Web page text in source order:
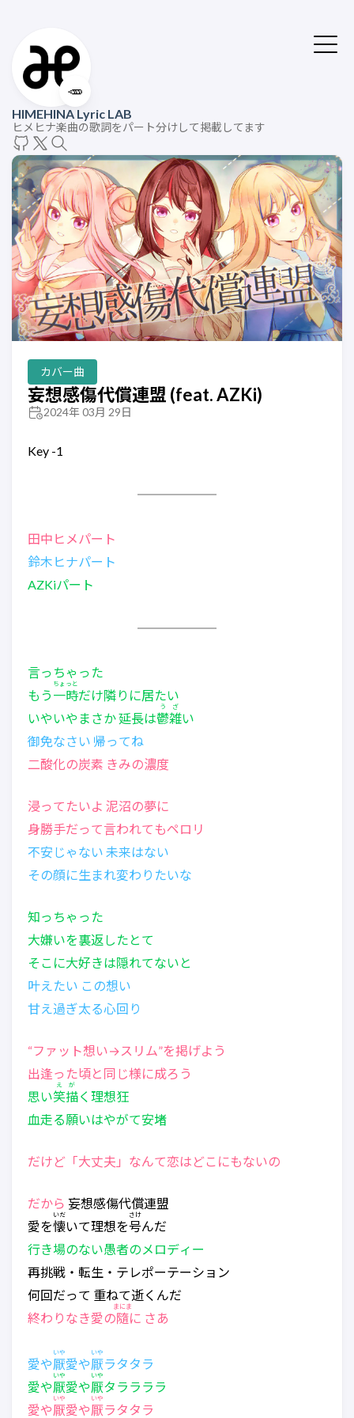
🥕
HIMEHINA Lyric LAB
ヒメヒナ楽曲の歌詞をパート分けして掲載してます
カバー曲
妄想感傷代償連盟 (feat. AZKi)
2024年 03月 29日
Key -1
田中ヒメパート
鈴木ヒナパート
AZKiパート
言っちゃった
もう 一時
ちょっと
だけ隣りに居たい
いやいやまさか 延長は鬱雑
うざ
い
御免なさい 帰ってね
二酸化の炭素 きみの濃度
浸ってたいよ 泥沼の夢に
身勝手だって言われてもペロリ
不安じゃない 未来はない
その顔に生まれ変わりたいな
知っちゃった
大嫌いを裏返したとて
そこに大好きは隠れてないと
叶えたい この想い
甘え過ぎ太る心回り
“ファット想い→スリム”を掲げよう
出逢った頃と同じ様に成ろう
思い笑描
えが
く理想狂
血走る願いはやがて安堵
だけど「大丈夫」なんて恋はどこにもないの
だから 妄想感傷代償連盟
愛を懐
いだ
いて理想を号
さけ
んだ
行き場のない愚者のメロディー
再挑戦・転生・テレポーテーション
何回だって 重ねて逝くんだ
終わりなき愛の隨
まにま
に さあ
愛や厭
いや
愛や厭
いや
ラタタラ
愛や厭
いや
愛や厭
いや
タララララ
愛や厭
いや
愛や厭
いや
ラタタラ